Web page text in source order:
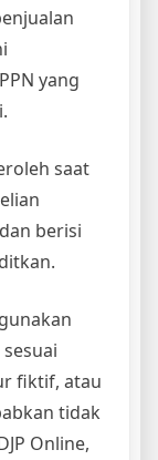
yang
saat
berisi
fiktif, atau
tidak
Online,